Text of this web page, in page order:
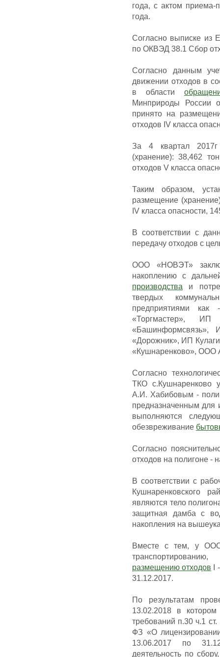
года, с актом приема-
года.
Согласно выписке
по ОКВЭД 38.1 Сбор
Согласно данным
движении отходов в
в области
Минприроды
принято на
отходов IV класса
За 4 квартал
(хранение): 38,462
отходов V класса
Таким образом,
размещение
IV класса опасности,
В соответствии с
передачу отходов с
ООО «НОВЭТ»
накоплению с
производства и
твердых
предприятиями
«Торгмастер»,
«Дорожник», ИП
«Кушнаренково»,
Согласно
ТКО с.Кушнаренково
А.И. Хабибовым -
предназначенным для
выполняются
обезвреживание
Согласно
отходов на полигоне -
В соответствии с
Кушнаренковского
являются тело
защитная дамба с
накопления на
Вместе с тем, у ООО
размещению отходов I
31.12.2017.
По результатам
13.02.2018 в
требований п.30 ч.1
ФЗ «О
13.06.2017 по
деятельность по